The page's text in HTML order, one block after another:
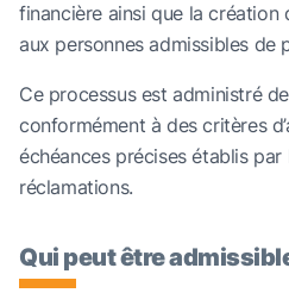
financière ainsi que la création
aux personnes admissibles de
Ce processus est administré
conformément à des critères
échéances précises établis par
réclamations.
Qui peut être